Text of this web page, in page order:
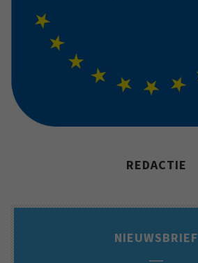
REDACTIE
NIEUWSBRIEF